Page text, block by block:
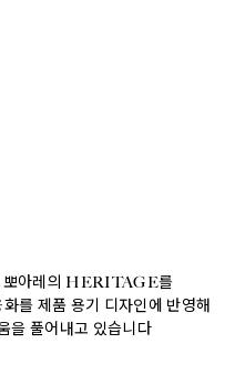
뽀아레의 HERITAGE를
를 제품 용기 디자인에 반영해
을 풀어내고 있습니다